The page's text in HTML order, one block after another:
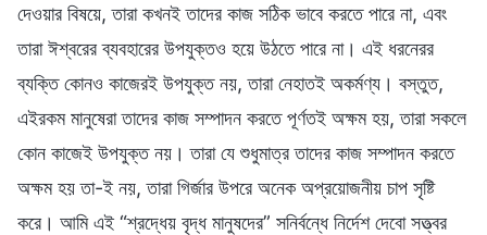
দেওয়ার বিষয়ে, তারা কখনই তাদের কাজ সঠিক ভাবে করতে পারে না, এবং
তারা ঈশ্বরের ব্যবহারের উপযুক্তও হয়ে উঠতে পারে না। এই ধরনেরর
ব্যক্তি কোনও কাজেরই উপযুক্ত নয়, তারা নেহাতই অকর্মণ্য। বস্তুত,
এইরকম মানুষেরা তাদের কাজ সম্পাদন করতে পূর্ণতই অক্ষম হয়, তারা সকলে
কোন কাজেই উপযুক্ত নয়। তারা যে শুধুমাত্র তাদের কাজ সম্পাদন করতে
অক্ষম হয় তা-ই নয়, তারা গির্জার উপরে অনেক অপ্রয়োজনীয় চাপ সৃষ্টি
করে। আমি এই “শ্রদ্ধেয় বৃদ্ধ মানুষদের” সনির্বন্ধে নির্দেশ দেবো সত্ত্বর